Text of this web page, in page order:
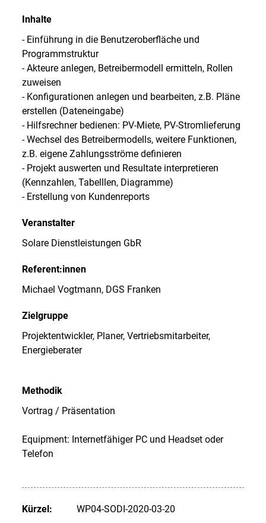
Inhalte
- Einführung in die Benutzeroberfläche und
Programmstruktur
- Akteure anlegen, Betreibermodell ermitteln, Rollen
zuweisen
- Konfigurationen anlegen und bearbeiten, z.B. Pläne
erstellen (Dateneingabe)
- Hilfsrechner bedienen: PV-Miete, PV-Stromlieferung
- Wechsel des Betreibermodells, weitere Funktionen,
z.B. eigene Zahlungsströme definieren
- Projekt auswerten und Resultate interpretieren
(Kennzahlen, Tabelllen, Diagramme)
- Erstellung von Kundenreports
Veranstalter
Solare Dienstleistungen GbR
Referent:innen
Michael Vogtmann, DGS Franken
Zielgruppe
Projektentwickler, Planer, Vertriebsmitarbeiter,
Energieberater
Methodik
Vortrag / Präsentation
Equipment: Internetfähiger PC und Headset oder
Telefon
Kürzel:
WP04-SODI-2020-03-20